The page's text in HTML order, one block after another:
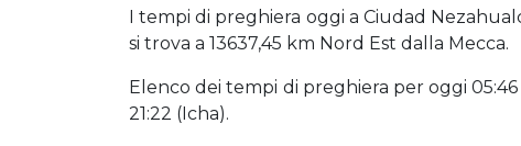
I tempi di preghiera oggi a Ciudad
si trova a 13637,45 km Nord Est dalla Mecca.
Elenco dei tempi di preghiera per oggi 05:46
21:22 (Icha).